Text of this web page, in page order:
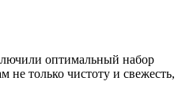
оптимальный набор
не только чистоту и свежесть,